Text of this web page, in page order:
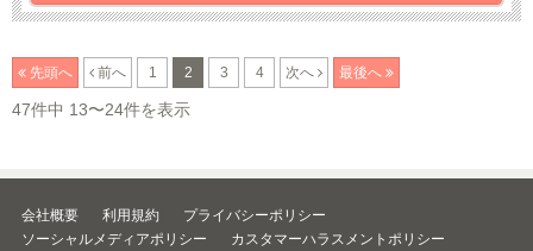
先頭へ 前へ 1 2 3 4 次へ 最後へ
47件中 13〜24件を表示
会社概要 利用規約
プライバシーポリシー
ソーシャルメディアポリシー
カスタマーハラスメントポリシー